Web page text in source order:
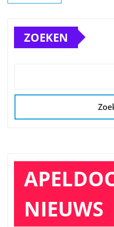
ZOEKEN
NIEUWS